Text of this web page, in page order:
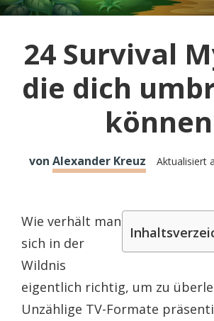
24 Survival
die dich
können
von Alexander Kreuz Aktualisiert
Wie verhält man
sich in der
Wildnis
eigentlich richtig, um zu
Unzählige TV-Formate